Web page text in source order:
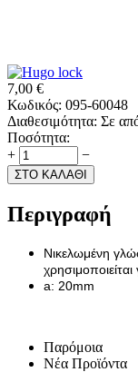
7,00 €
Κωδικός: 095-60048
Διαθεσιμότητα: Σε
Ποσότητα:
+
−
ΣΤΟ ΚΑΛΑΘΙ
Περιγραφή
Νικελωμένη
χρησιμοποιείται
a: 20mm
Παρόμοια
Νέα Προϊόντα